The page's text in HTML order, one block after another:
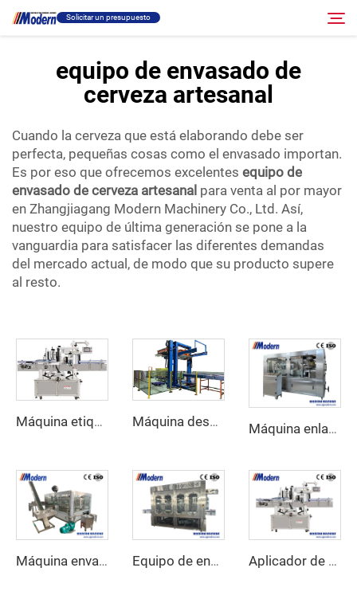
Solicitar un presupuesto
Llenado Y Empaque
Acerca
Vídeo
Contacto
Buscar
equipo de envasado de
cerveza artesanal
Cuando la cerveza que está elaborando debe ser
perfecta, pequeñas cosas como el envasado importan.
Es por eso que ofrecemos excelentes equipo de
envasado de cerveza artesanal para venta al por mayor
en Zhangjiagang Modern Machinery Co., Ltd. Así,
nuestro equipo de última generación se pone a la
vanguardia para satisfacer las diferentes demandas
del mercado actual, de modo que su producto supere
al resto.
Máquina etiquetadora adhesiva automática Máquina despaletizadora automática de latas Máquina enlatadora de refrescos carbonatados
Máquina envasadora de cerveza Equipo de envasado de jugo Aplicador de etiquetas adhesivas lineales